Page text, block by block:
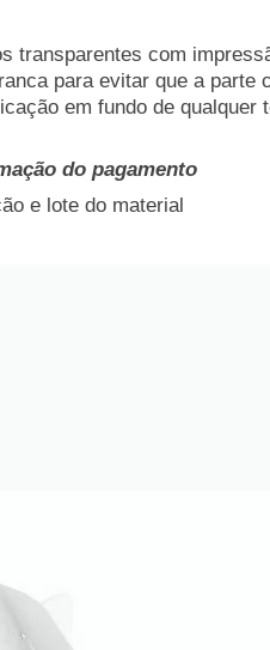
transparentes com
para evitar que a parte
em fundo de qualquer
do pagamento
e lote do material